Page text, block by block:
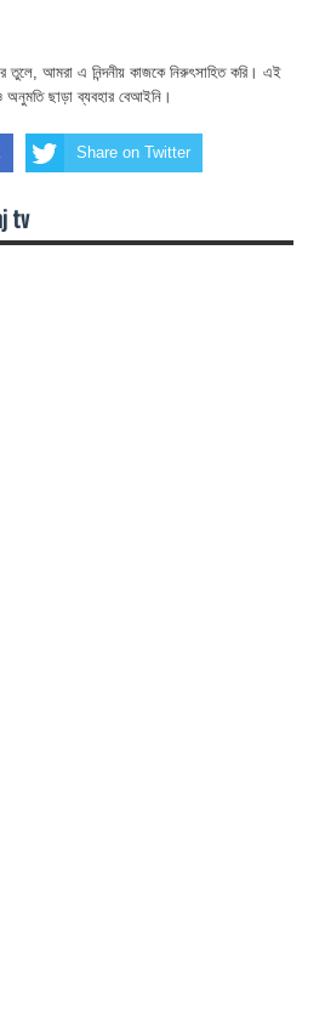
তুলে, আমরা এ নিন্দনীয় কাজকে নিরুৎসাহিত করি। এই
অনুমতি ছাড়া ব্যবহার বেআইনি।
Share on Twitter
tv